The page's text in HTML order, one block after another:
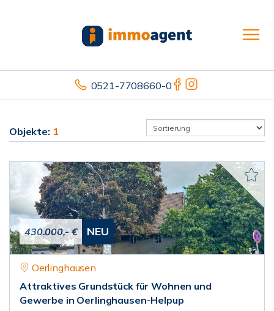
0521-7708660-0
Objekte: 1
430.000,- € NEU
Oerlinghausen
Attraktives Grundstück für Wohnen und
Gewerbe in Oerlinghausen-Helpup